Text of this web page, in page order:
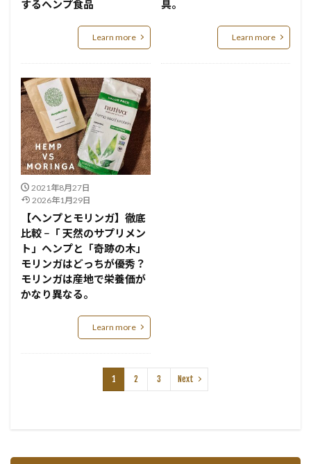
するヘンプ食品
Learn more
具。
Learn more
2021年8月27日
2026年1月29日
【ヘンプとモリンガ】徹底
比較 −「 天然のサプリメン
ト」ヘンプと「奇跡の木」
モリンガはどっちが優秀？
モリンガは産地で栄養価が
かなり異なる。
Learn more
1 2 3 Next